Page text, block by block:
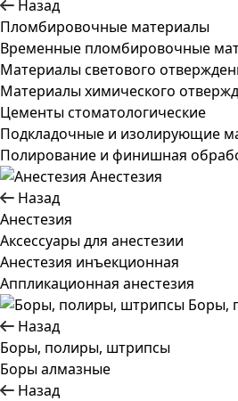
Назад
Пломбировочные материалы
Временные пломбировочные
Материалы светового
Материалы химического
Цементы стоматологические
Подкладочные и изолирующие
Полирование и финишная
Анестезия
Назад
Анестезия
Аксессуары для анестезии
Анестезия инъекционная
Аппликационная анестезия
Боры,
Назад
Боры, полиры, штрипсы
Боры алмазные
Назад